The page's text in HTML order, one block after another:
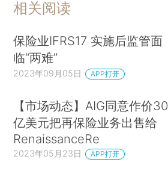
相关阅读
保险业IFRS17 实施后监管面
临“两难”
2023年09月05日 APP打开
【市场动态】AIG同意作价30
亿美元把再保险业务出售给
RenaissanceRe
2023年05月23日 APP打开